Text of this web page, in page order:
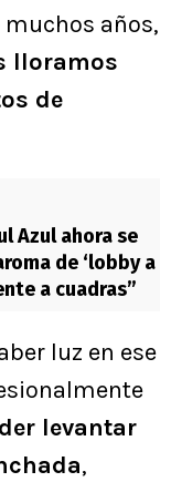
muchos años,
lloramos
de
Azul ahora se
de ‘lobby a
a cuadras”
luz en ese
levantar
,